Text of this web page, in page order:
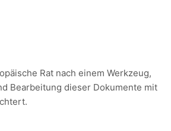
Rat nach einem Werkzeug,
Bearbeitung dieser Dokumente mit